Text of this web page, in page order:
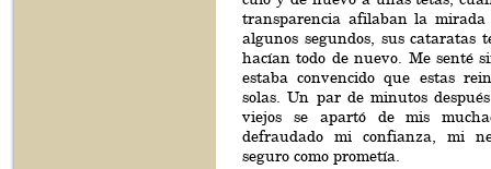
transparencia afilaban la
algunos segundos, sus cataratas
hacían todo de nuevo. Me senté
estaba convencido que estas
solas. Un par de minutos
viejos se apartó de mis
defraudado mi confianza, mi
seguro como prometía.